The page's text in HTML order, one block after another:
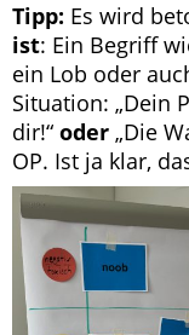
Tipp: Es wird
ist: Ein Begriff
ein Lob oder
Situation: „Dein
dir!“ oder „Die
OP. Ist ja klar,